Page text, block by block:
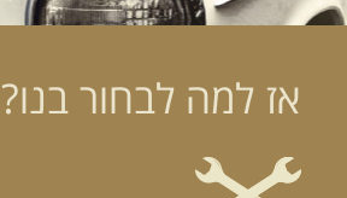
אז למה לבחור בנו?